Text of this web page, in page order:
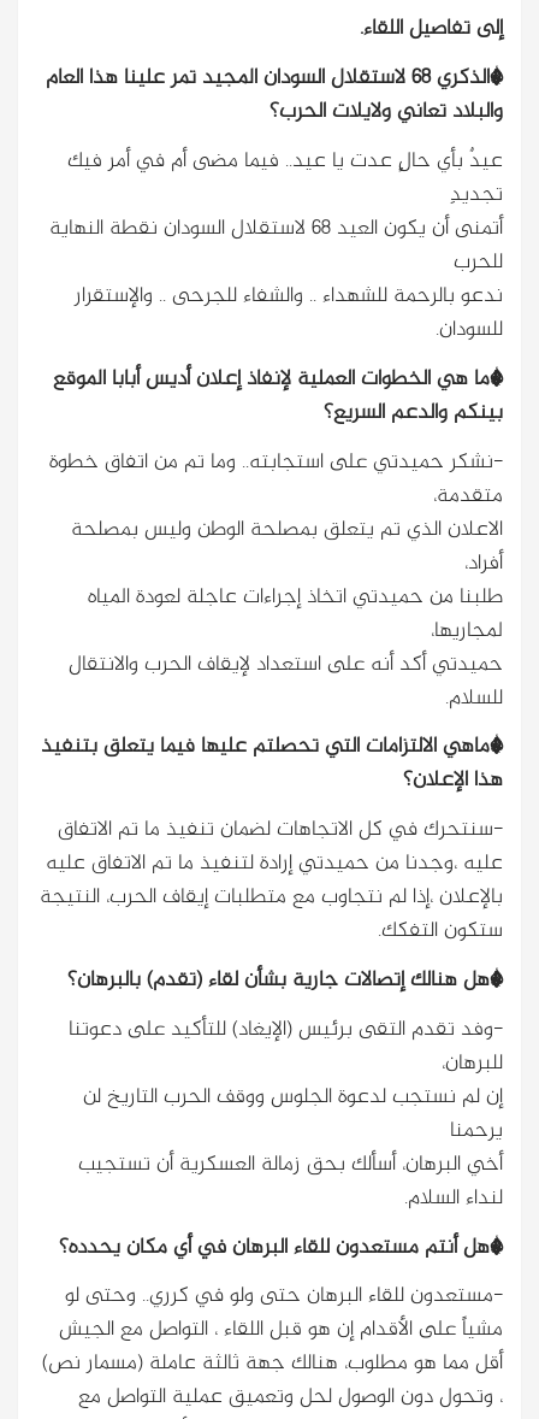
إلى تفاصيل اللقاء.
*الذكري ٦٨ لاستقلال السودان المجيد تمر علينا هذا العام
والبلاد تعاني ولايلات الحرب؟
عيدٌ بأي حالٍ عدت يا عيد.. فيما مضى أم في أمر فيك
تجديدِ
أتمنى أن يكون العيد 68 لاستقلال السودان نقطة النهاية
للحرب
ندعو بالرحمة للشهداء .. والشفاء للجرحى .. والإستقرار
للسودان.
*ما هي الخطوات العملية لإنفاذ إعلان أديس أبابا الموقع
بينكم والدعم السريع؟
-نشكر حميدتي على استجابته.. وما تم من اتفاق خطوة
متقدمة،
الاعلان الذي تم يتعلق بمصلحة الوطن وليس بمصلحة
أفراد،
طلبنا من حميدتي اتخاذ إجراءات عاجلة لعودة المياه
لمجاريها،
حميدتي أكد أنه على استعداد لإيقاف الحرب والانتقال
للسلام.
*ماهي الالتزامات التي تحصلتم عليها فيما يتعلق بتنفيذ
هذا الإعلان؟
-سنتحرك في كل الاتجاهات لضمان تنفيذ ما تم الاتفاق
عليه ،وجدنا من حميدتي إرادة لتنفيذ ما تم الاتفاق عليه
بالإعلان ،إذا لم نتجاوب مع متطلبات إيقاف الحرب، النتيجة
ستكون التفكك.
*هل هنالك إتصالات جارية بشأن لقاء (تقدم) بالبرهان؟
-وفد تقدم التقى برئيس (الإيغاد) للتأكيد على دعوتنا
للبرهان،
إن لم نستجب لدعوة الجلوس ووقف الحرب التاريخ لن
يرحمنا
أخي البرهان، أسألك بحق زمالة العسكرية أن تستجيب
لنداء السلام.
*هل أنتم مستعدون للقاء البرهان في أي مكان يحدده؟
-مستعدون للقاء البرهان حتى ولو في كرري.. وحتى لو
مشياً على الأقدام إن هو قبل اللقاء ، التواصل مع الجيش
أقل مما هو مطلوب، هنالك جهة ثالثة عاملة (مسمار نص)
، وتحول دون الوصول لحل وتعميق عملية التواصل مع